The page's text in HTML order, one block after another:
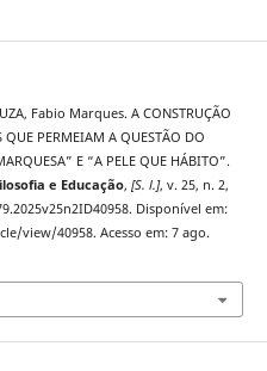
Fabio Marques. A CONSTRUÇÃO
QUE PERMEIAM A QUESTÃO DO
E “A PELE QUE HÁBITO”.
e Educação, [S. l.], v. 25, n. 2,
Disponível em:
view/40958. Acesso em: 7 ago.